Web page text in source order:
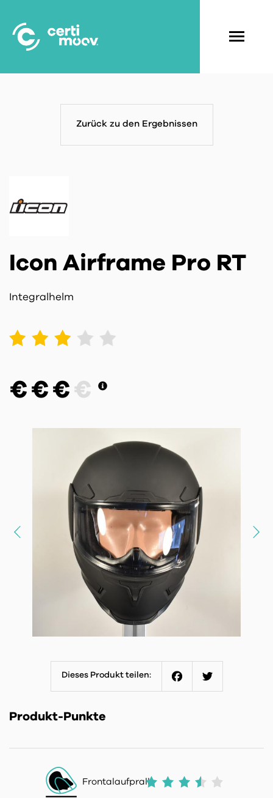
main
content
Zurück zu den Ergebnissen
Icon Airframe Pro RT
Integralhelm
2 3 4 5
€ € € €
Dieses Produkt teilen:
Produkt-Punkte
Frontalaufprall: